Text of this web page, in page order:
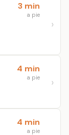
3 min
a pie
4 min
a pie
4 min
a pie